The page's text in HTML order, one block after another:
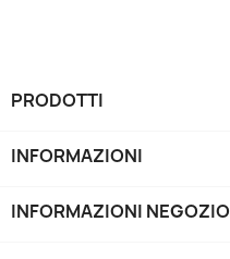
PRODOTTI
INFORMAZIONI
INFORMAZIONI NEGOZIO